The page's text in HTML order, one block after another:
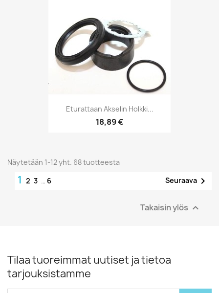
Eturattaan Akselin Holkki...
18,89 €
Näytetään 1-12 yht. 68 tuotteesta
1 2 3 … 6 Seuraava 
Takaisin ylös 
Tilaa tuoreimmat uutiset ja tietoa
tarjouksistamme